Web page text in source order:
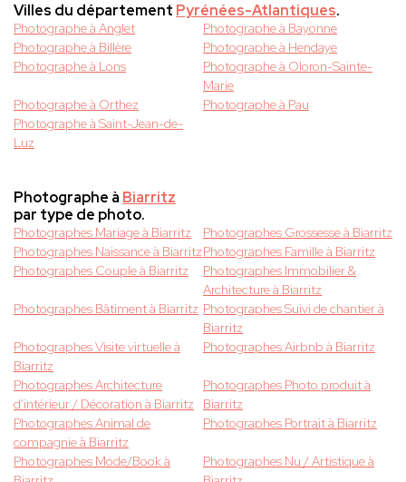
Villes du département Pyrénées-Atlantiques.
Photographe à Anglet
Photographe à Bayonne
Photographe à Billère
Photographe à Hendaye
Photographe à Lons
Photographe à Oloron-Sainte-
Marie
Photographe à Orthez
Photographe à Pau
Photographe à Saint-Jean-de-
Luz
Photographe à Biarritz
par type de photo.
Photographes Mariage à Biarritz
Photographes Grossesse à Biarritz
Photographes Naissance à BiarritzPhotographes Famille à Biarritz
Photographes Couple à Biarritz
Photographes Immobilier &
Architecture à Biarritz
Photographes Bâtiment à Biarritz Photographes Suivi de chantier à
Biarritz
Photographes Visite virtuelle à
Biarritz
Photographes Airbnb à Biarritz
Photographes Architecture
d'intérieur / Décoration à Biarritz
Photographes Photo produit à
Biarritz
Photographes Animal de
compagnie à Biarritz
Photographes Portrait à Biarritz
Photographes Mode/Book à
Photographes Nu / Artistique à